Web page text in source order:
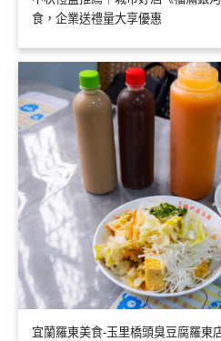
食，企業送禮量大享優惠
宜蘭羅東美食-玉里橋頭臭豆腐羅東